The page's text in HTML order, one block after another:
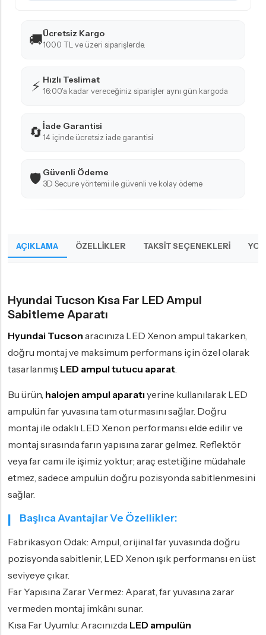
🚚Ücretsiz Kargo
1000 TL ve üzeri siparişlerde.
⚡ Hızlı Teslimat
16:00'a kadar vereceğiniz siparişler aynı gün kargoda
🔄İade Garantisi
14 içinde ücretsiz iade garantisi
🛡️ Güvenli Ödeme
3D Secure yöntemi ile güvenli ve kolay ödeme
AÇIKLAMA ÖZELLIKLER TAKSIT SEÇENEKLERI
Hyundai Tucson Kısa Far LED Ampul
Sabitleme Aparatı
Hyundai Tucson aracınıza LED Xenon ampul takarken,
doğru montaj ve maksimum performans için özel olarak
tasarlanmış LED ampul tutucu aparat.
Bu ürün, halojen ampul aparatıyerine kullanılarak LED
ampulün far yuvasına tam oturmasını sağlar. Doğru
montaj ile odaklı LED Xenon performansı elde edilir ve
montaj sırasında farın yapısına zarar gelmez. Reflektör
veya far camı ile işimiz yoktur; araç estetiğine müdahale
etmez, sadece ampulün doğru pozisyonda sabitlenmesini
sağlar.
Başlıca Avantajlar Ve Özellikler:
Fabrikasyon Odak: Ampul, orijinal far yuvasında doğru
pozisyonda sabitlenir, LED Xenon ışık performansı en üst
seviyeye çıkar.
Far Yapısına Zarar Vermez: Aparat, far yuvasına zarar
vermeden montaj imkânı sunar.
Kısa Far Uyumlu: Aracınızda LED ampulün